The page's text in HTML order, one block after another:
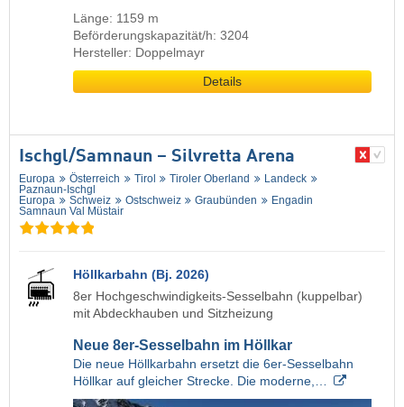
Länge: 1159 m
Beförderungskapazität/h: 3204
Hersteller: Doppelmayr
Details
Ischgl/​Samnaun – Silvretta Arena
Europa Österreich Tirol Tiroler Oberland
Landeck
Paznaun-Ischgl
Europa
Schweiz Ostschweiz Graubünden
Engadin
Samnaun Val Müstair
Höllkarbahn (Bj. 2026)
8er Hochgeschwindigkeits-Sesselbahn (kuppelbar)
mit Abdeckhauben und Sitzheizung
Neue 8er-Sesselbahn im Höllkar
Die neue Höllkarbahn ersetzt die 6er-Sesselbahn
Höllkar auf gleicher Strecke. Die moderne,…